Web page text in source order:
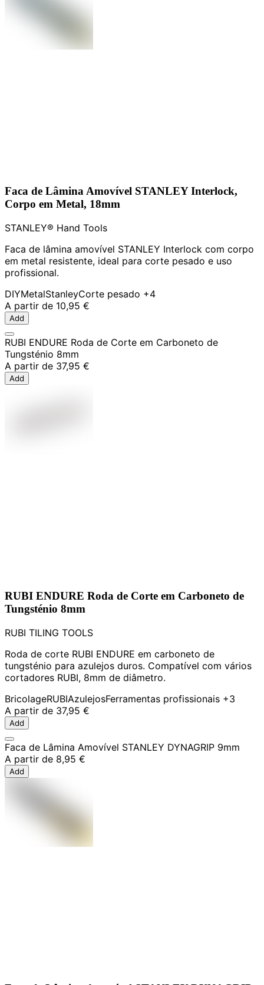
Faca de Lâmina Amovível STANLEY Interlock,
Corpo em Metal, 18mm
STANLEY® Hand Tools
Faca de lâmina amovível STANLEY Interlock com corpo
em metal resistente, ideal para corte pesado e uso
profissional.
DIYMetalStanleyCorte pesado +4
A partir de 10,95 €
Add
RUBI ENDURE Roda de Corte em Carboneto de
Tungsténio 8mm
A partir de 37,95 €
Add
RUBI ENDURE Roda de Corte em Carboneto de
Tungsténio 8mm
RUBI TILING TOOLS
Roda de corte RUBI ENDURE em carboneto de
tungsténio para azulejos duros. Compatível com vários
cortadores RUBI, 8mm de diâmetro.
BricolageRUBIAzulejosFerramentas profissionais +3
A partir de 37,95 €
Add
Faca de Lâmina Amovível STANLEY DYNAGRIP 9mm
A partir de 8,95 €
Add